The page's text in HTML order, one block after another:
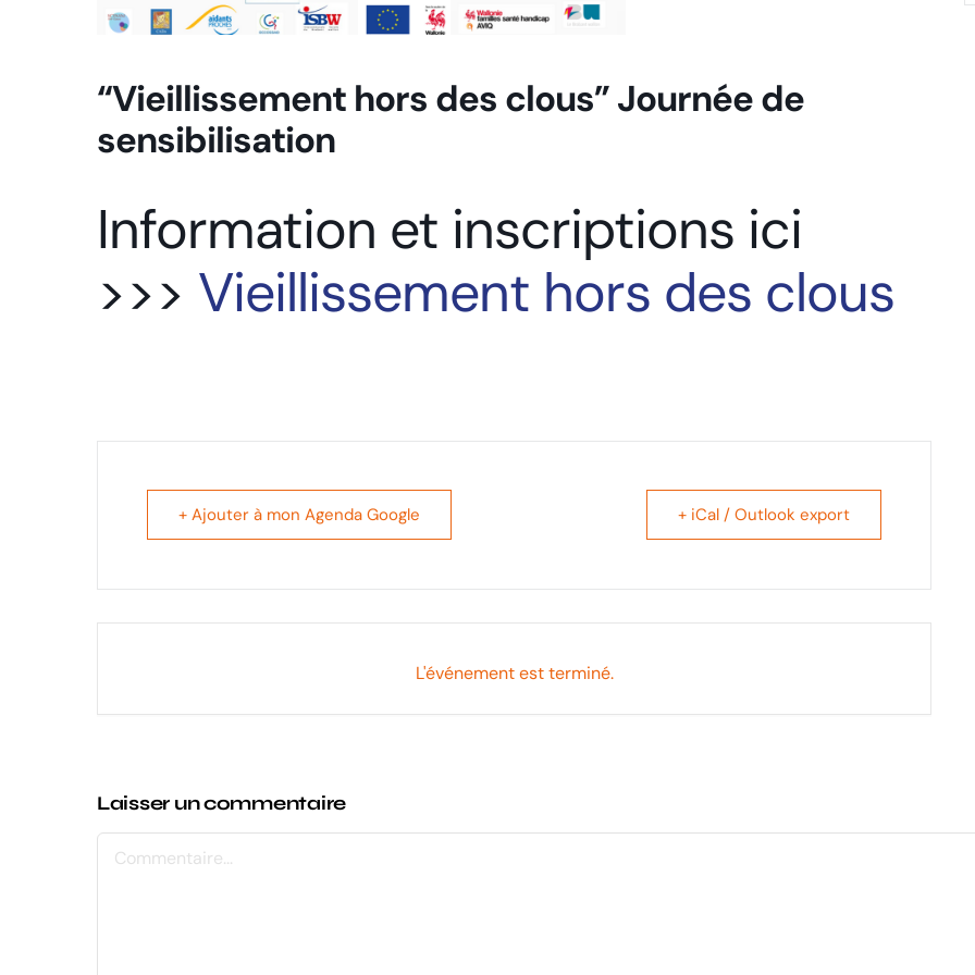
“Vieillissement hors des clous” Journée de
sensibilisation
Information et inscriptions ici
>>> Vieillissement hors des clous
+ Ajouter à mon Agenda Google + iCal / Outlook export
L'événement est terminé.
Laisser un commentaire